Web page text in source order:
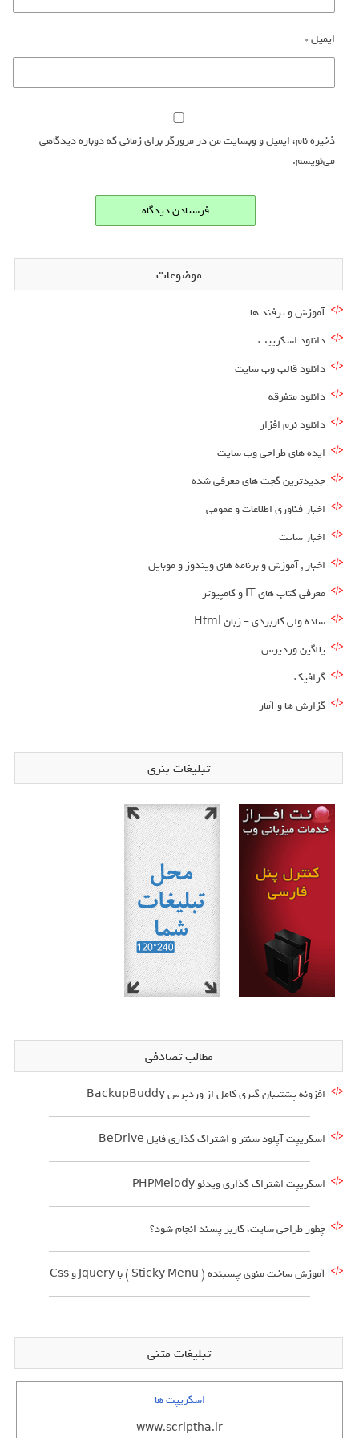
ایمیل*
ذخیره نام، ایمیل و وبسایت من در مرورگر برای زمانی که دوباره دیدگاهی
می‌نویسم.
موضوعات
آموزش و ترفند ها
دانلود اسکریپت
دانلود قالب وب سایت
دانلود متفرقه
دانلود نرم افزار
ایده های طراحی وب سایت
جدیدترین گجت های معرفی شده
اخبار فناوری اطلاعات و عمومی
اخبار سایت
اخبار , آموزش و برنامه های ویندوز و موبایل
معرفی کتاب های IT و کامپیوتر
ساده ولی کاربردی – زبان Html
پلاگین وردپرس
گرافیک
گزارش ها و آمار
تبلیغات بنری
مطالب تصادفی
افزونه پشتیبان گیری کامل از وردپرس BackupBuddy
اسکریپت آپلود سنتر و اشتراک گذاری فایل BeDrive
اسکریپت اشتراک گذاری ویدئو PHPMelody
چطور طراحی سایت، کاربر پسند انجام شود؟
آموزش ساخت منوی چسبنده ( Sticky Menu ) با Jquery و Css
تبلیغات متنی
اسکریپت ها
www.scriptha.ir